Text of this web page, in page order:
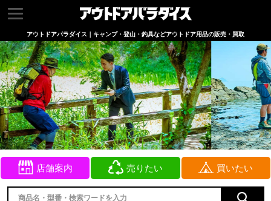
アウトドアパラダイス｜キャンプ・登山・釣具などアウトドア用品の販売・買取
店舗案内 売りたい 買いたい